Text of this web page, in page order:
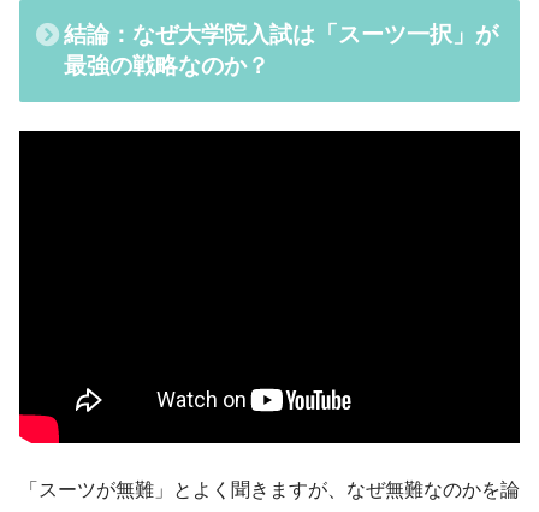
結論：なぜ大学院入試は「スーツ一択」が
最強の戦略なのか？
「スーツが無難」とよく聞きますが、なぜ無難なのかを論